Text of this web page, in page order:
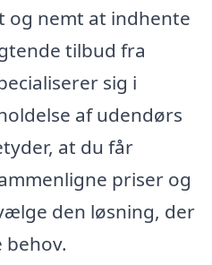
nemt at indhente
tilbud fra
sig i
af udendørs
at du får
priser og
den løsning, der
behov.